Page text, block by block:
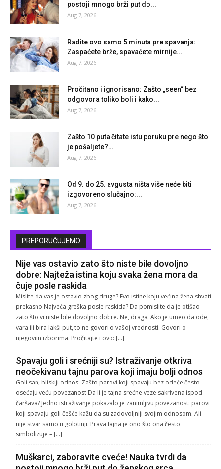
postoji mnogo brži put do...
Aug 7, 2026
Radite ovo samo 5 minuta pre spavanja:
Zaspaćete brže, spavaćete mirnije...
Aug 7, 2026
Pročitano i ignorisano: Zašto „seen“ bez
odgovora toliko boli i kako...
Aug 7, 2026
Zašto 10 puta čitate istu poruku pre nego što
je pošaljete?...
Aug 7, 2026
Od 9. do 25. avgusta ništa više neće biti
izgovoreno slučajno:...
Aug 7, 2026
PREPORUČUJEMO
Nije vas ostavio zato što niste bile dovoljno
dobre: Najteža istina koju svaka žena mora da
čuje posle raskida
Mislite da vas je ostavio zbog druge? Evo istine koju većina žena shvati
prekasno Najveća greška posle raskida? Da pomislite da je otišao
zato što vi niste bile dovoljno dobre. Ne, draga. Ako je umeo da ode,
vara ili bira lakši put, to ne govori o vašoj vrednosti. Govori o
njegovim izborima. Pročitajte i ovo: […]
Spavaju goli i srećniji su? Istraživanje otkriva
neočekivanu tajnu parova koji imaju bolji odnos
Goli san, bliskiji odnos: Zašto parovi koji spavaju bez odeće često
osećaju veću povezanost Da li je tajna srećne veze sakrivena ispod
čaršava? Jedno istraživanje pokazalo je zanimljivu povezanost: parovi
koji spavaju goli češće kažu da su zadovoljniji svojim odnosom. Ali
nije stvar samo u golotinji. Prava tajna je ono što ona često
simbolizuje – […]
Muškarci, zaboravite cveće! Nauka tvrdi da